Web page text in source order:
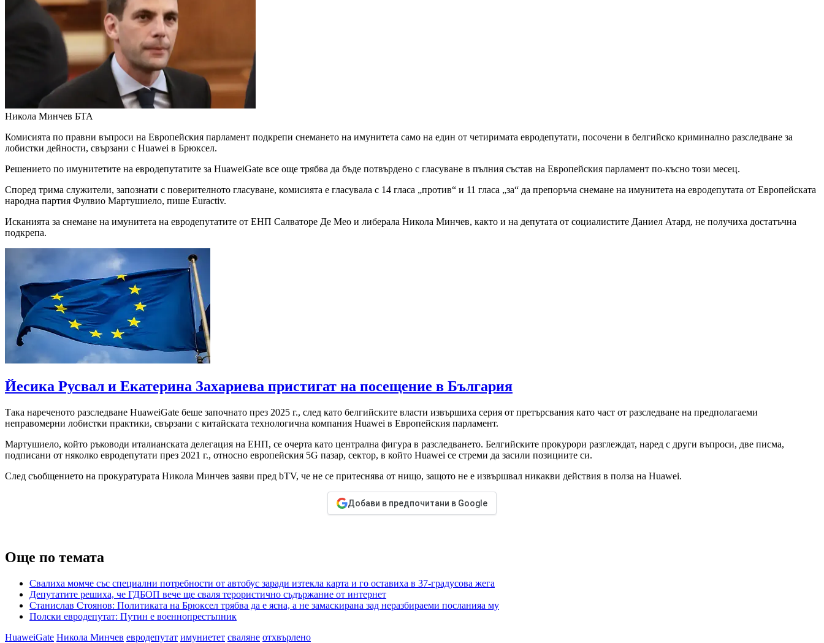
Никола Минчев БТА
Комисията по правни въпроси на Европейския парламент подкрепи снемането на имунитета само на един от четиримата евродепутати, посочени в белгийско криминално разследване за
лобистки дейности, свързани с Huawei в Брюксел.
Решението по имунитетите на евродепутатите за HuaweiGate все още трябва да бъде потвърдено с гласуване в пълния състав на Европейския парламент по-късно този месец.
Според трима служители, запознати с поверителното гласуване, комисията е гласувала с 14 гласа „против“ и 11 гласа „за“ да препоръча снемане на имунитета на евродепутата от Европейската
народна партия Фулвио Мартушиело, пише Euractiv.
Исканията за снемане на имунитета на евродепутатите от ЕНП Салваторе Де Мео и либерала Никола Минчев, както и на депутата от социалистите Даниел Атард, не получиха достатъчна
подкрепа.
Йесика Русвал и Екатерина Захариева пристигат на посещение в България
Така нареченото разследване HuaweiGate беше започнато през 2025 г., след като белгийските власти извършиха серия от претърсвания като част от разследване на предполагаеми
неправомерни лобистки практики, свързани с китайската технологична компания Huawei в Европейския парламент.
Мартушиело, който ръководи италианската делегация на ЕНП, се очерта като централна фигура в разследването. Белгийските прокурори разглеждат, наред с други въпроси, две писма,
подписани от няколко евродепутати през 2021 г., относно европейския 5G пазар, сектор, в който Huawei се стреми да засили позициите си.
След съобщението на прокуратурата Никола Минчев заяви пред bTV, че не се притеснява от нищо, защото не е извършвал никакви действия в полза на Huawei.
Добави в предпочитани в Google
Още по темата
Свалиха момче със специални потребности от автобус заради изтекла карта и го оставиха в 37-градусова жега
Депутатите решиха, че ГДБОП вече ще сваля терористично съдържание от интернет
Станислав Стоянов: Политиката на Брюксел трябва да е ясна, а не замаскирана зад неразбираеми посланияа му
Полски евродепутат: Путин е военнопрестъпник
HuaweiGate Никола Минчев евродепутат имуниетет сваляне отхвърлено